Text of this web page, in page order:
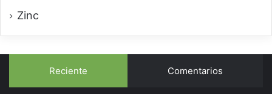
Zinc
Reciente Comentarios